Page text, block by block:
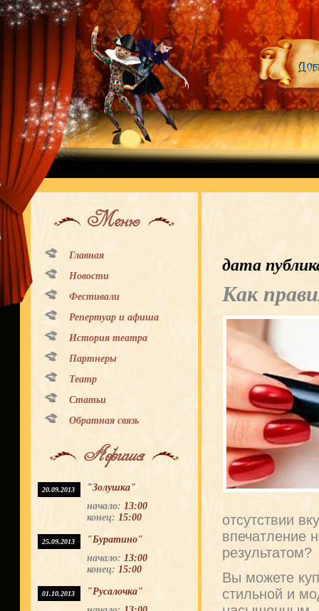
Меню
Главная
Новости
Фестивали
Репертуар и афиша
История театра
Партнеры
Театр
Статьи
Обратная связь
Афиша
20.09.2013
"Золушка"
начало:13:00
конец:15:00
25.09.2013
"Буратино"
начало:13:00
конец:15:00
01.10.2013
"Русалочка"
дата
Как
отсутствии
впечатление
результатом?
Вы можете
стильной и